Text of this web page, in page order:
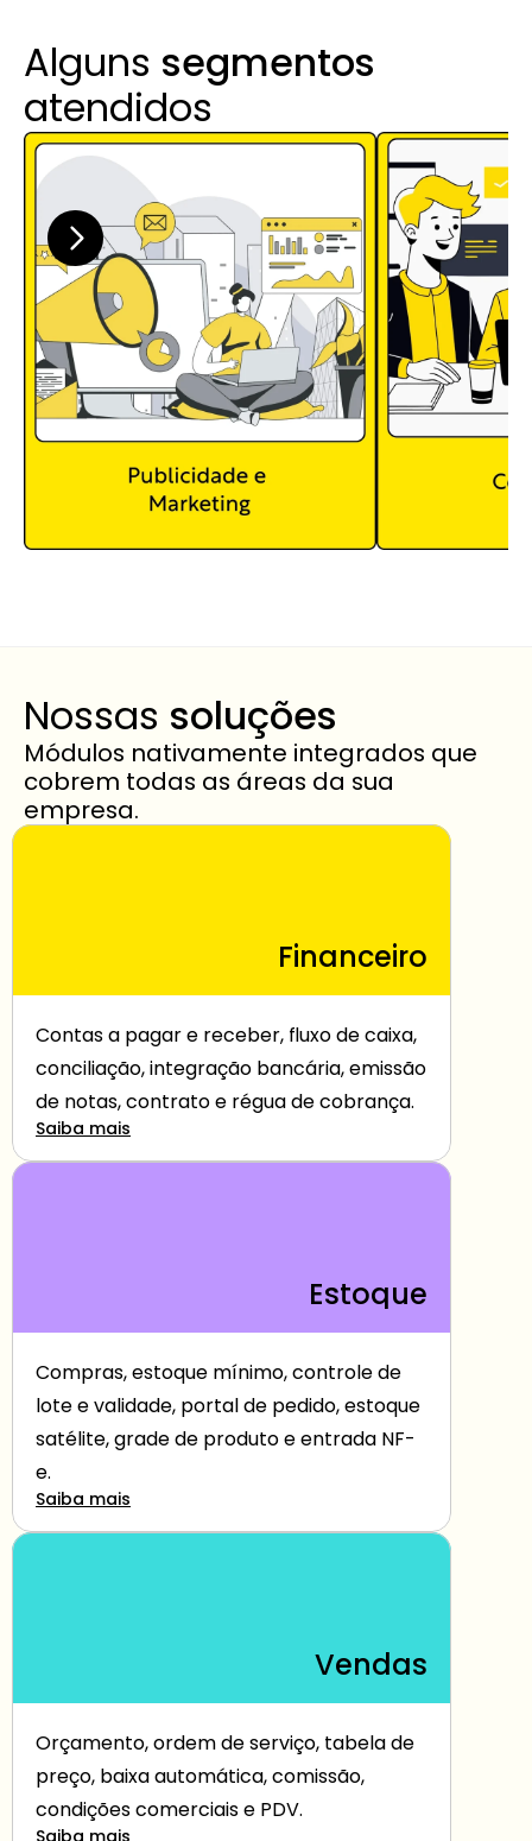
Alguns segmentos
atendidos
Nossas soluções
Módulos nativamente integrados que
cobrem todas as áreas da sua
empresa.
Financeiro
Contas a pagar e receber, fluxo de caixa,
conciliação, integração bancária, emissão
de notas, contrato e régua de cobrança.
Saiba mais
Estoque
Compras, estoque mínimo, controle de
lote e validade, portal de pedido, estoque
satélite, grade de produto e entrada NF-
e.
Saiba mais
Vendas
Orçamento, ordem de serviço, tabela de
preço, baixa automática, comissão,
condições comerciais e PDV.
Saiba mais